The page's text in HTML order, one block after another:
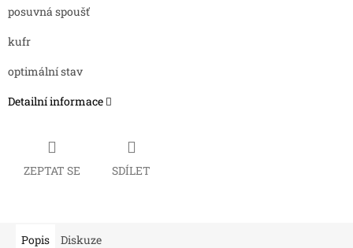
posuvná spoušť
kufr
optimální stav
Detailní informace
ZEPTAT SE SDÍLET
Popis Diskuze